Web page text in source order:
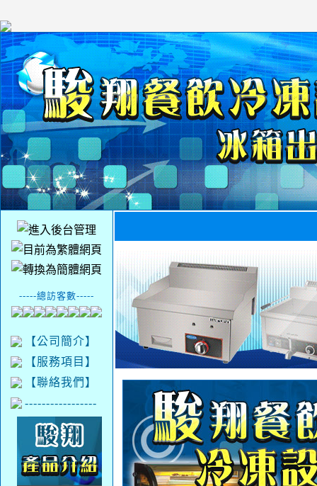
-----總訪客數-----
【公司簡介】
【服務項目】
【聯絡我們】
-----------------